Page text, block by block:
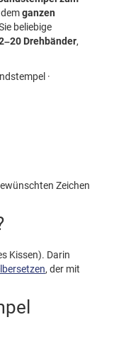
ganzen
beliebige
Drehbänder,
·
Zeichen
Kissen). Darin
, der mit